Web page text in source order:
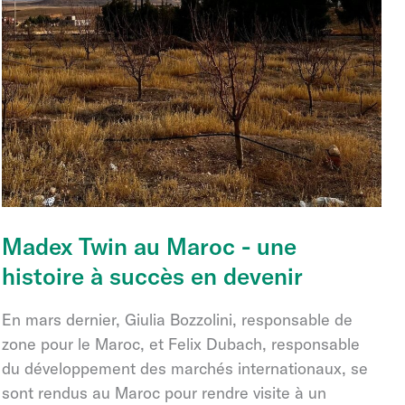
Madex Twin au Maroc - une
histoire à succès en devenir
En mars dernier, Giulia Bozzolini, responsable de
zone pour le Maroc, et Felix Dubach, responsable
du développement des marchés internationaux, se
sont rendus au Maroc pour rendre visite à un